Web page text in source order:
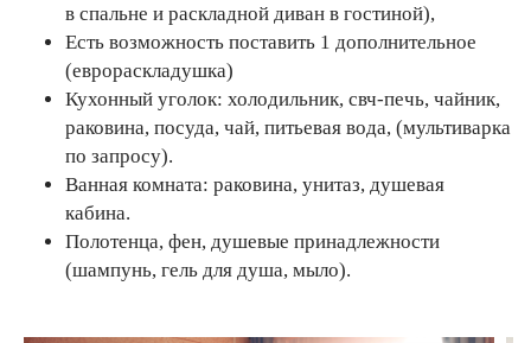
в спальне и раскладной диван в гостиной),
Есть возможность поставить 1 дополнительное
(еврораскладушка)
Кухонный уголок: холодильник, свч-печь, чайник,
раковина, посуда, чай, питьевая вода, (мультиварка
по запросу).
Ванная комната: раковина, унитаз, душевая
кабина.
Полотенца, фен, душевые принадлежности
(шампунь, гель для душа, мыло).